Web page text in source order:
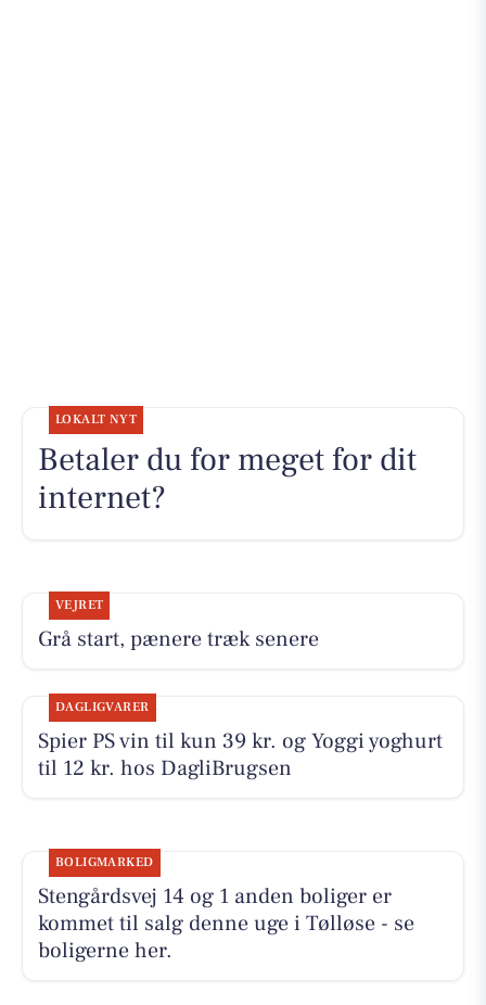
LOKALT NYT
Betaler du for meget for dit
internet?
VEJRET
Grå start, pænere træk senere
DAGLIGVARER
Spier PS vin til kun 39 kr. og Yoggi yoghurt
til 12 kr. hos DagliBrugsen
BOLIGMARKED
Stengårdsvej 14 og 1 anden boliger er
kommet til salg denne uge i Tølløse - se
boligerne her.